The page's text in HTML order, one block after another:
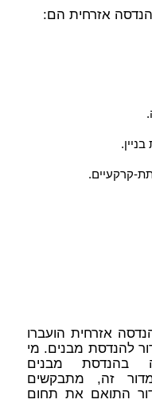
קרקעיים.
אזרחית הועברו
במדור להנדסת מבנים. מי
בהנדסת מבנים
זה, מתבקשים
התואם את תחום